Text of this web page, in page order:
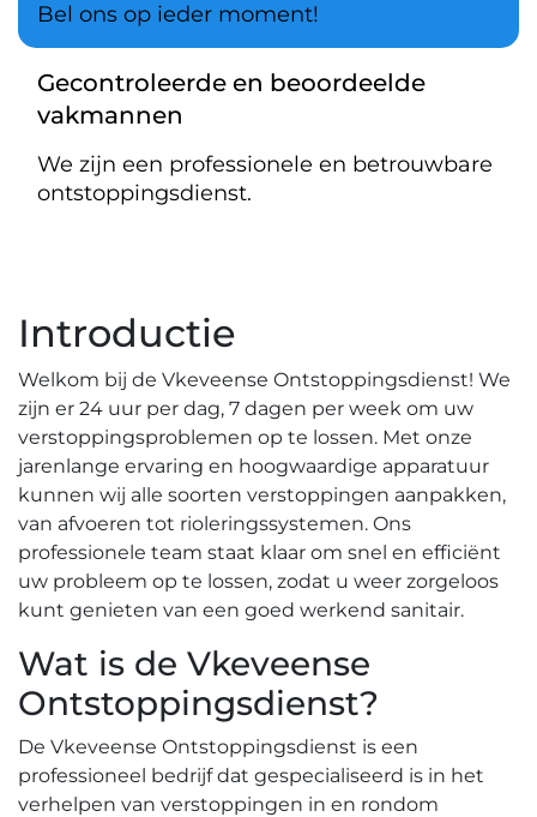
Bel ons op ieder moment!
Gecontroleerde en beoordeelde
vakmannen
We zijn een professionele en betrouwbare
ontstoppingsdienst.
Introductie
Welkom bij de Vkeveense Ontstoppingsdienst! We
zijn er 24 uur per dag, 7 dagen per week om uw
verstoppingsproblemen op te lossen.​ Met onze
jarenlange ervaring en hoogwaardige apparatuur
kunnen wij alle soorten verstoppingen aanpakken,
van afvoeren tot rioleringssystemen.​ Ons
professionele team staat klaar om snel en efficiënt
uw probleem op te lossen, zodat u weer zorgeloos
kunt genieten van een goed werkend sanitair.​
Wat is de Vkeveense
Ontstoppingsdienst?​
De Vkeveense Ontstoppingsdienst is een
professioneel bedrijf dat gespecialiseerd is in het
verhelpen van verstoppingen in en rondom